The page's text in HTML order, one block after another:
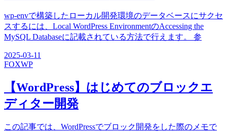
wp-envで構築したローカル開発環境のデータベースにサクセ
スするには、Local WordPress EnvironmentのAccessing the
MySQL Databaseに記載されている方法で行えます。 参
2025-03-11
FOXWP
【WordPress】はじめてのブロックエ
ディター開発
この記事では、WordPressでブロック開発をした際のメモで